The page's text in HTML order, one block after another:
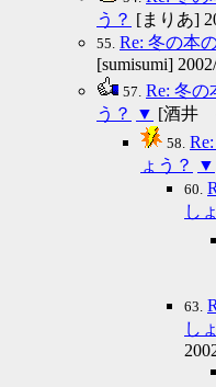
う？ [まりあ]
55. Re: 冬の本
[sumisumi]
57. Re: 冬の
う？
▼ [酒井
58.
ょう？
▼
60.
し
63.
し